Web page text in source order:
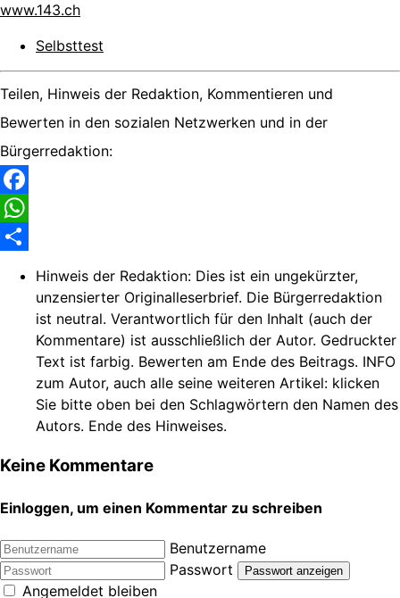
www.143.ch
Selbsttest
Teilen, Hinweis der Redaktion, Kommentieren und
Bewerten in den sozialen Netzwerken und in der
Bürgerredaktion:
Facebook
WhatsApp
Hinweis der Redaktion: Dies ist ein ungekürzter,
unzensierter Originalleserbrief. Die Bürgerredaktion
ist neutral. Verantwortlich für den Inhalt (auch der
Kommentare) ist ausschließlich der Autor. Gedruckter
Text ist farbig. Bewerten am Ende des Beitrags. INFO
zum Autor, auch alle seine weiteren Artikel: klicken
Sie bitte oben bei den Schlagwörtern den Namen des
Autors. Ende des Hinweises.
Keine Kommentare
Einloggen, um einen Kommentar zu schreiben
Benutzername
Passwort
Passwort anzeigen
Angemeldet bleiben